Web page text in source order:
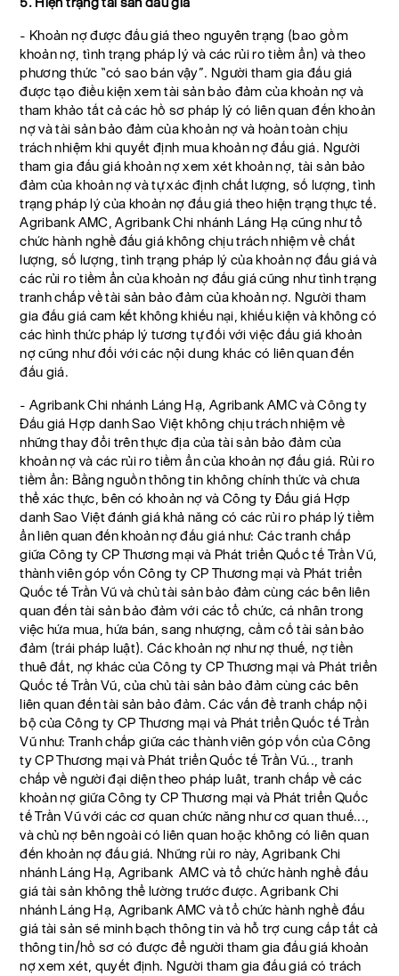
- Khoản nợ được đấu giá theo nguyên trạng (bao gồm
khoản nợ, tình trạng pháp lý và các rủi ro tiềm ẩn) và theo
phương thức “có sao bán vậy”. Người tham gia đấu giá
được tạo điều kiện xem tài sản bảo đảm của khoản nợ và
tham khảo tất cả các hồ sơ pháp lý có liên quan đến khoản
nợ và tài sản bảo đảm của khoản nợ và hoàn toàn chịu
trách nhiệm khi quyết định mua khoản nợ đấu giá. Người
tham gia đấu giá khoản nợ xem xét khoản nợ, tài sản bảo
đảm của khoản nợ và tự xác định chất lượng, số lượng, tình
trạng pháp lý của khoản nợ đấu giá theo hiện trạng thực tế.
Agribank AMC, Agribank Chi nhánh Láng Hạ cũng như tổ
chức hành nghề đấu giá không chịu trách nhiệm về chất
lượng, số lượng, tình trạng pháp lý của khoản nợ đấu giá và
các rủi ro tiềm ẩn của khoản nợ đấu giá cũng như tình trạng
tranh chấp về tài sản bảo đảm của khoản nợ. Người tham
gia đấu giá cam kết không khiếu nại, khiếu kiện và không có
các hình thức pháp lý tương tự đối với việc đấu giá khoản
nợ cũng như đối với các nội dung khác có liên quan đến
đấu giá.
- Agribank Chi nhánh Láng Hạ, Agribank AMC và Công ty
Đấu giá Hợp danh Sao Việt không chịu trách nhiệm về
những thay đổi trên thực địa của tài sản bảo đảm của
khoản nợ và các rủi ro tiềm ẩn của khoản nợ đấu giá. Rủi ro
tiềm ẩn: Bằng nguồn thông tin không chính thức và chưa
thể xác thực, bên có khoản nợ và Công ty Đấu giá Hợp
danh Sao Việt đánh giá khả năng có các rủi ro pháp lý tiềm
ẩn liên quan đến khoản nợ đấu giá như: Các tranh chấp
giữa Công ty CP Thương mại và Phát triển Quốc tế Trần Vũ,
thành viên góp vốn Công ty CP Thương mại và Phát triển
Quốc tế Trần Vũ và chủ tài sản bảo đảm cùng các bên liên
quan đến tài sản bảo đảm với các tổ chức, cá nhân trong
việc hứa mua, hứa bán, sang nhượng, cầm cố tài sản bảo
đảm (trái pháp luật). Các khoản nợ như nợ thuế, nợ tiền
thuê đất, nợ khác của Công ty CP Thương mại và Phát triển
Quốc tế Trần Vũ, của chủ tài sản bảo đảm cùng các bên
liên quan đến tài sản bảo đảm. Các vấn đề tranh chấp nội
bộ của Công ty CP Thương mại và Phát triển Quốc tế Trần
Vũ như: Tranh chấp giữa các thành viên góp vốn của Công
ty CP Thương mại và Phát triển Quốc tế Trần Vũ.., tranh
chấp về người đại diện theo pháp luât, tranh chấp về các
khoản nợ giữa Công ty CP Thương mại và Phát triển Quốc
tế Trần Vũ với các cơ quan chức năng như cơ quan thuế...,
và chủ nợ bên ngoài có liên quan hoặc không có liên quan
đến khoản nợ đấu giá. Những rủi ro này, Agribank Chi
nhánh Láng Hạ, Agribank AMC và tổ chức hành nghề đấu
giá tài sản không thể lường trước được. Agribank Chi
nhánh Láng Hạ, Agribank AMC và tổ chức hành nghề đấu
giá tài sản sẽ minh bạch thông tin và hỗ trợ cung cấp tất cả
thông tin/hồ sơ có được để người tham gia đấu giá khoản
nợ xem xét, quyết định. Người tham gia đấu giá có trách